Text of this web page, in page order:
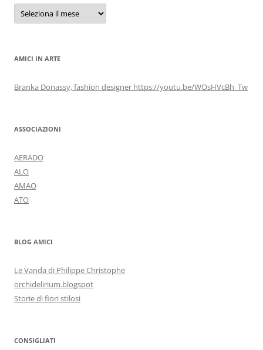
Archivi
AMICI IN ARTE
Branka Donassy, fashion designer https://youtu.be/WOsHVcBh_Tw
ASSOCIAZIONI
AERADO
ALO
AMAO
ATO
BLOG AMICI
Le Vanda di Philippe Christophe
orchidelirium.blogspot
Storie di fiori stilosi
CONSIGLIATI